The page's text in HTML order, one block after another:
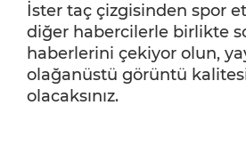
İster taç çizgisinden spor
diğer habercilerle birlikte
haberlerini çekiyor olun,
olağanüstü görüntü
olacaksınız.